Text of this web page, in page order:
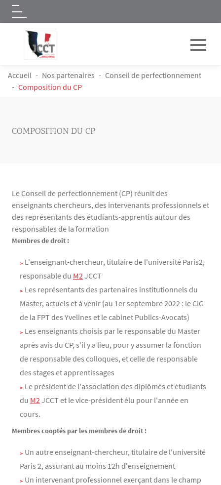
Aller au contenu principal
Logo
FIL D'ARIANE
Accueil Nos partenaires
Conseil de perfectionnement
Composition du CP
COMPOSITION DU CP
Le Conseil de perfectionnement (CP) réunit des
enseignants chercheurs, des intervenants professionnels et
des représentants des étudiants-apprentis autour des
responsables de la formation
Contenu
Texte
Membres de droit :
L'enseignant-chercheur, titulaire de l'université Paris2,
responsable du M2JCCT
Les représentants des partenaires institutionnels du
Master, actuels et à venir (au 1er septembre 2022 : le CIG
de la FPT des Yvelines et le cabinet Publics-Avocats)
Les enseignants choisis par le responsable du Master
après avis du CP, s'il y a lieu, pour y assumer la fonction
de responsable des colloques, et celle de responsable
des stages et apprentissages
Le président de l'association des diplômés et étudiants
du M2JCCT et le vice-président élu pour l'année en
cours.
Membres cooptés par les membres de droit :
Un autre enseignant-chercheur, titulaire de l'université
Paris 2, assurant au moins 12h d'enseignement
Un intervenant professionnel exerçant dans le champ